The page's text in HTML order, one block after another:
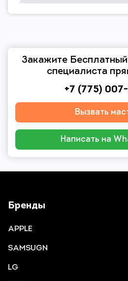
Закажите
специалиста
+7 (775)
Вызвать
Написать на
Бренды
APPLE
SAMSUGN
LG